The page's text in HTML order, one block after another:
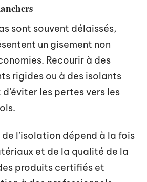
sont souvent délaissés,
un gisement non
Recourir à des
rigides ou à des isolants
les pertes vers les
l’isolation dépend à la fois
et de la qualité de la
produits certifiés et